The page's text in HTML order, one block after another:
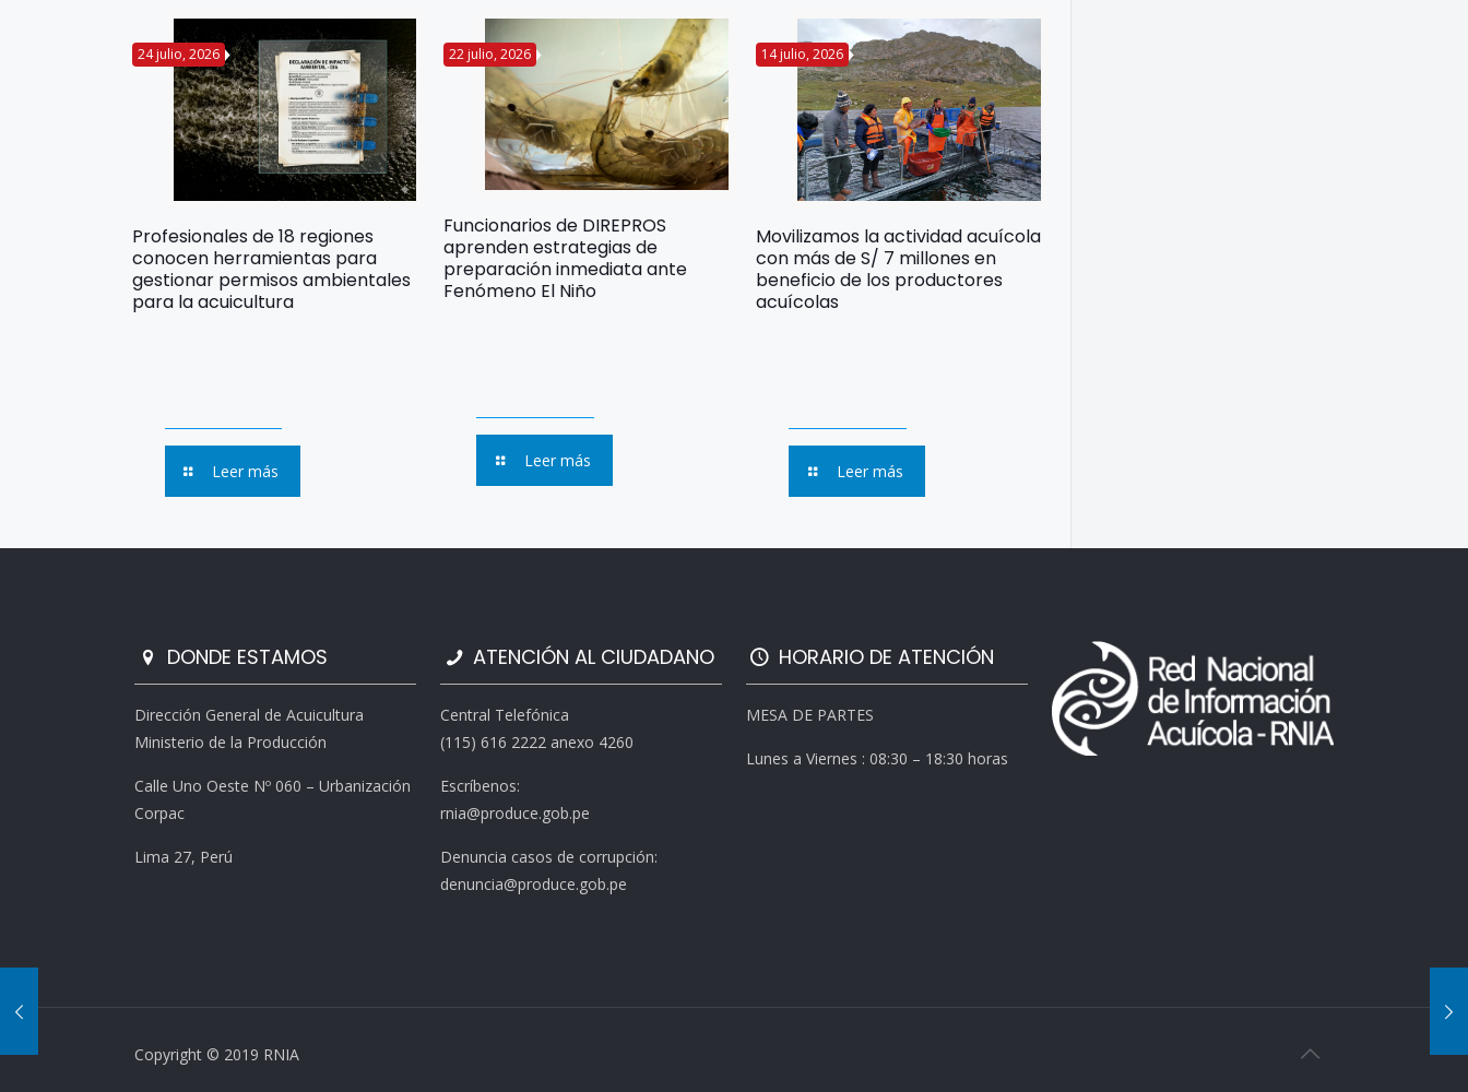
24 julio, 2026
Profesionales de 18 regiones
conocen herramientas para
gestionar permisos ambientales
para la acuicultura
Leer más
22 julio, 2026
Funcionarios de DIREPROS
aprenden estrategias de
preparación inmediata ante
Fenómeno El Niño
Leer más
14 julio, 2026
Movilizamos la actividad acuícola
con más de S/ 7 millones en
beneficio de los productores
acuícolas
Leer más
DONDE ESTAMOS
Dirección General de Acuicultura
Ministerio de la Producción
Calle Uno Oeste Nº 060 – Urbanización
Corpac
Lima 27, Perú
ATENCIÓN AL CIUDADANO
Central Telefónica
(115) 616 2222 anexo 4260
Escríbenos:
rnia@produce.gob.pe
Denuncia casos de corrupción:
denuncia@produce.gob.pe
HORARIO DE ATENCIÓN
MESA DE PARTES
Lunes a Viernes : 08:30 – 18:30 horas
Copyright © 2019 RNIA